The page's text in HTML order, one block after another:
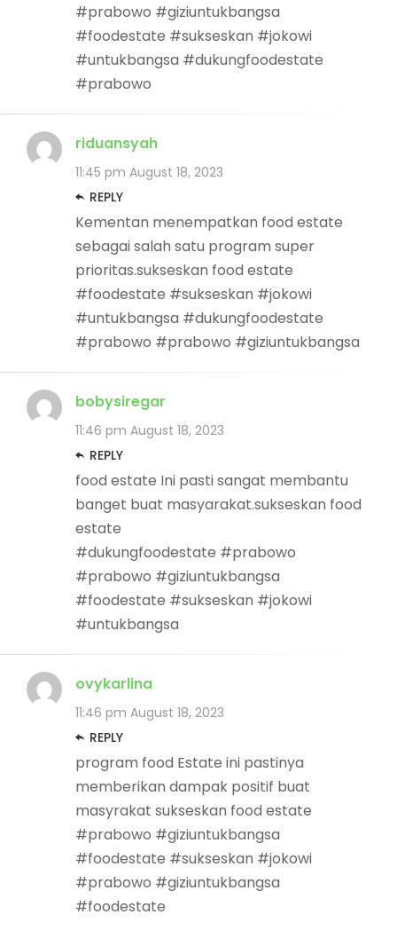
#prabowo #giziuntukbangsa
#foodestate #sukseskan #jokowi
#untukbangsa #dukungfoodestate
#prabowo
riduansyah
11:45 pm August 18, 2023
REPLY
Kementan menempatkan food estate
sebagai salah satu program super
prioritas.sukseskan food estate
#foodestate #sukseskan #jokowi
#untukbangsa #dukungfoodestate
#prabowo #prabowo #giziuntukbangsa
bobysiregar
11:46 pm August 18, 2023
REPLY
food estate Ini pasti sangat membantu
banget buat masyarakat.sukseskan food
estate
#dukungfoodestate #prabowo
#prabowo #giziuntukbangsa
#foodestate #sukseskan #jokowi
#untukbangsa
ovykarlina
11:46 pm August 18, 2023
REPLY
program food Estate ini pastinya
memberikan dampak positif buat
masyrakat sukseskan food estate
#prabowo #giziuntukbangsa
#foodestate #sukseskan #jokowi
#prabowo #giziuntukbangsa
#foodestate